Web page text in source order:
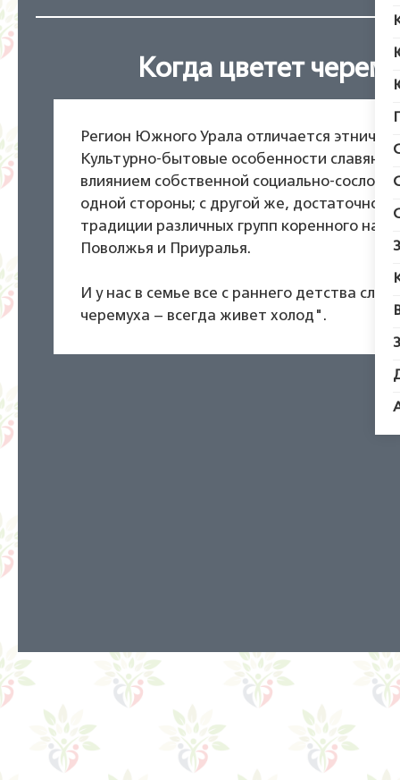
Когда цветет
Регион Южного Урала отличается
Культурно-бытовые особенности
влиянием собственной социально-
одной стороны; с другой же, достаточно
традиции различных групп коренного
Поволжья и Приуралья.
И у нас в семье все с раннего детства
черемуха – всегда живет холод".